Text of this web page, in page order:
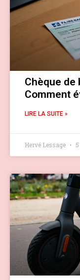
Chèque de
Comment
LIRE LA SUITE »
Hervé Lessage